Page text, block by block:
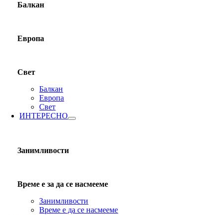
Балкан
Европа
Свет
Балкан
Европа
Свет
ИНТЕРЕСНО
Занимливости
Време е за да се насмееме
Занимливости
Време е да се насмееме